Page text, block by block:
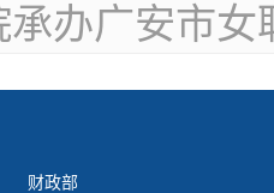
承办广安市女
财政部